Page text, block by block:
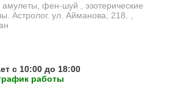
амулеты, фен-шуй , эзотерические
Астролог. ул. Айманова, 218. ,
с 10:00 до 18:00
работы